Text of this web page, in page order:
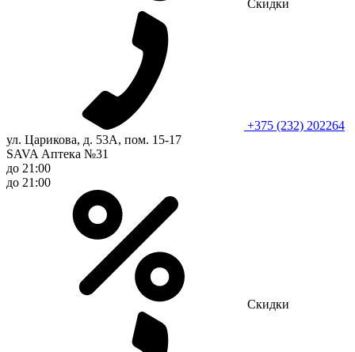
Скидки
+375 (232) 202264
ул. Царикова, д. 53А, пом. 15-17
SAVA Аптека №31
до 21:00
до 21:00
Скидки